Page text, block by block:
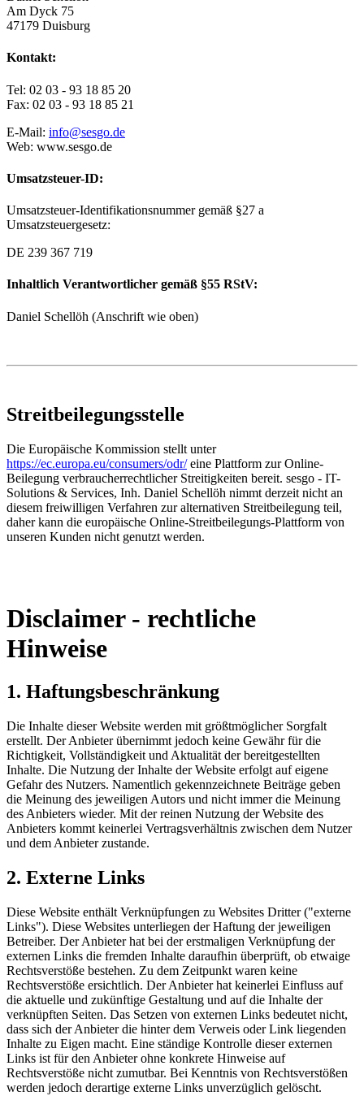
Am Dyck 75
47179 Duisburg
Kontakt:
Tel: 02 03 - 93 18 85 20
Fax: 02 03 - 93 18 85 21
E-Mail: info@sesgo.de
Web: www.sesgo.de
Umsatzsteuer-ID:
Umsatzsteuer-Identifikationsnummer gemäß §27 a
Umsatzsteuergesetz:
DE 239 367 719
Inhaltlich Verantwortlicher gemäß §55 RStV:
Daniel Schellöh (Anschrift wie oben)
Streitbeilegungsstelle
Die Europäische Kommission stellt unter
https://ec.europa.eu/consumers/odr/eine Plattform zur Online-
Beilegung verbraucherrechtlicher Streitigkeiten bereit. sesgo - IT-
Solutions & Services, Inh. Daniel Schellöh nimmt derzeit nicht an
diesem freiwilligen Verfahren zur alternativen Streitbeilegung teil,
daher kann die europäische Online-Streitbeilegungs-Plattform von
unseren Kunden nicht genutzt werden.
Disclaimer - rechtliche
Hinweise
1. Haftungsbeschränkung
Die Inhalte dieser Website werden mit größtmöglicher Sorgfalt
erstellt. Der Anbieter übernimmt jedoch keine Gewähr für die
Richtigkeit, Vollständigkeit und Aktualität der bereitgestellten
Inhalte. Die Nutzung der Inhalte der Website erfolgt auf eigene
Gefahr des Nutzers. Namentlich gekennzeichnete Beiträge geben
die Meinung des jeweiligen Autors und nicht immer die Meinung
des Anbieters wieder. Mit der reinen Nutzung der Website des
Anbieters kommt keinerlei Vertragsverhältnis zwischen dem Nutzer
und dem Anbieter zustande.
2. Externe Links
Diese Website enthält Verknüpfungen zu Websites Dritter ("externe
Links"). Diese Websites unterliegen der Haftung der jeweiligen
Betreiber. Der Anbieter hat bei der erstmaligen Verknüpfung der
externen Links die fremden Inhalte daraufhin überprüft, ob etwaige
Rechtsverstöße bestehen. Zu dem Zeitpunkt waren keine
Rechtsverstöße ersichtlich. Der Anbieter hat keinerlei Einfluss auf
die aktuelle und zukünftige Gestaltung und auf die Inhalte der
verknüpften Seiten. Das Setzen von externen Links bedeutet nicht,
dass sich der Anbieter die hinter dem Verweis oder Link liegenden
Inhalte zu Eigen macht. Eine ständige Kontrolle dieser externen
Links ist für den Anbieter ohne konkrete Hinweise auf
Rechtsverstöße nicht zumutbar. Bei Kenntnis von Rechtsverstößen
werden jedoch derartige externe Links unverzüglich gelöscht.